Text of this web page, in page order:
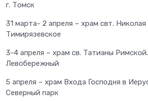
г. Томск
31 марта- 2 апреля – храм свт.
Тимирязевское
3-4 апреля – храм св. Татианы
Левобережный
5 апреля – храм Входа Господня в
Северный парк